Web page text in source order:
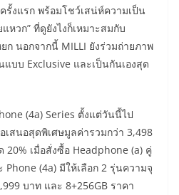
รั้งแรก พร้อมโชว์เสน่ห์ความเป็น
หวก” ที่ดูยังไงก็เหมาะสมกับ
ก นอกจากนี้ MILLI ยังร่วมถ่ายภาพ
บบ Exclusive และเป็นกันเองสุด
(4a) Series ตั้งแต่วันนี้ไป
สนอสุดพิเศษมูลค่ารวมกว่า 3,498
เมื่อสั่งซื้อ Headphone (a) คู่
Phone (4a) มีให้เลือก 2 รุ่นความจุ
บาท และ 8+256GB ราคา